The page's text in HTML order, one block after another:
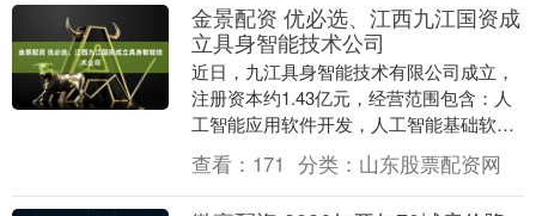
金景配资 优必选、江西九江国资成
立具身智能技术公司
近日，九江具身智能技术有限公司成立，
注册资本约1.43亿元，经营范围包含：人
工智能应用软件开发，人工智能基础软件
开发，人工智能公共数据平台，智能机器
人的研发，智....
查看： 171 分类： 山东股票配资网